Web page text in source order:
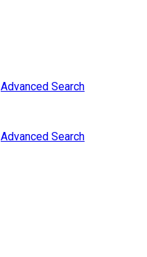
Advanced Search
Advanced Search